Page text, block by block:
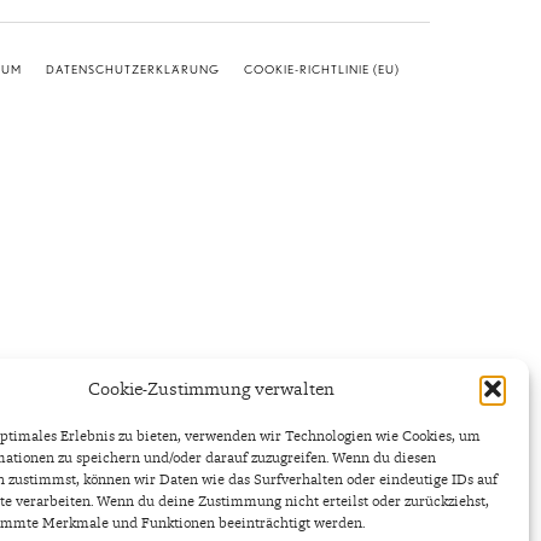
Cookie-Zustimmung verwalten
Erlebnis zu bieten, verwenden wir Technologien wie Cookies, um
zu speichern und/oder darauf zuzugreifen. Wenn du diesen
zustimmst, können wir Daten wie das Surfverhalten oder eindeutige IDs auf
verarbeiten. Wenn du deine Zustimmung nicht erteilst oder zurückziehst,
Merkmale und Funktionen beeinträchtigt werden.
DATENSCHUTZERKLÄRUNG COOKIE-RICHTLINIE (EU)